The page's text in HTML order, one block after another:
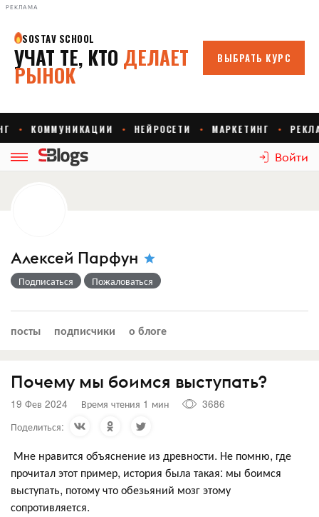
РЕКЛАМА
Войти
Алексей Парфун
Подписаться Пожаловаться
посты подписчики о блоге
Почему мы боимся выступать?
19 Фев 2024 Время чтения 1 мин
3686
Поделиться:
Мне нравится объяснение из древности. Не помню, где
прочитал этот пример, история была такая: мы боимся
выступать, потому что обезьяний мозг этому
сопротивляется.